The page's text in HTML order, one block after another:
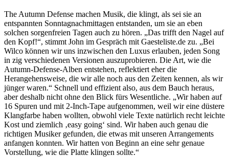
The Autumn Defense machen Musik, die klingt, als sei sie an
entspannten Sonntagnachmittagen entstanden, um sie an eben
solchen sorgenfreien Tagen auch zu hören. „Das trifft den Nagel auf
den Kopf!“, stimmt John im Gespräch mit Gaesteliste.de zu. „Bei
Wilco können wir uns inzwischen den Luxus erlauben, jeden Song
in zig verschiedenen Versionen auszuprobieren. Die Art, wie die
Autumn-Defense-Alben entstehen, reflektiert eher die
Herangehensweise, die wir alle noch aus den Zeiten kennen, als wir
jünger waren.“ Schnell und effizient also, aus dem Bauch heraus,
aber deshalb nicht ohne den Blick fürs Wesentliche. „Wir haben auf
16 Spuren und mit 2-Inch-Tape aufgenommen, weil wir eine düstere
Klangfarbe haben wollten, obwohl viele Texte natürlich recht leichte
Kost und ziemlich ‚easy going‘ sind. Wir haben auch genau die
richtigen Musiker gefunden, die etwas mit unseren Arrangements
anfangen konnten. Wir hatten von Beginn an eine sehr genaue
Vorstellung, wie die Platte klingen sollte.“